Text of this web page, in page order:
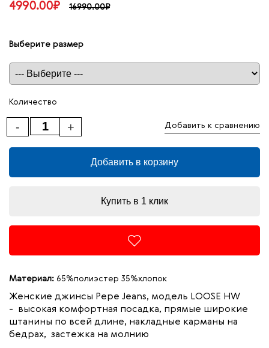
4990.00₽ 16990.00₽
Выберите размер
Таблица размеров
Количество
+
- Добавить к сравнению
Добавить в корзину
Купить в 1 клик
Материал: 65%полиэстер 35%хлопок
Женские джинсы Pepe Jeans, модель LOOSE HW
-
высокая комфортная посадка, прямые широкие
штанины по всей длине, накладные карманы на
бедрах, застежка на молнию